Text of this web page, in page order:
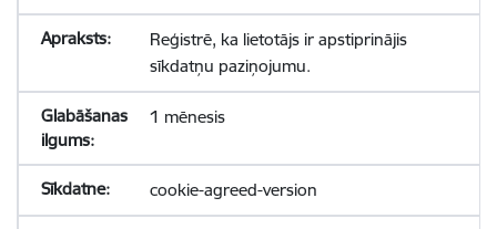
Reģistrē, ka lietotājs ir apstiprinājis
sīkdatņu paziņojumu.
1 mēnesis
cookie-agreed-version